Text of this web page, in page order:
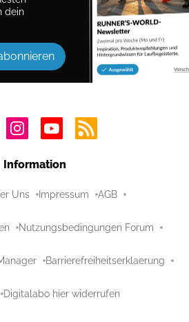
dein
Information
Uns Impressum AGB
Nutzungsbedingungen Forum
Barrierefreiheitserklaerung
Digitalabo hier widerrufen